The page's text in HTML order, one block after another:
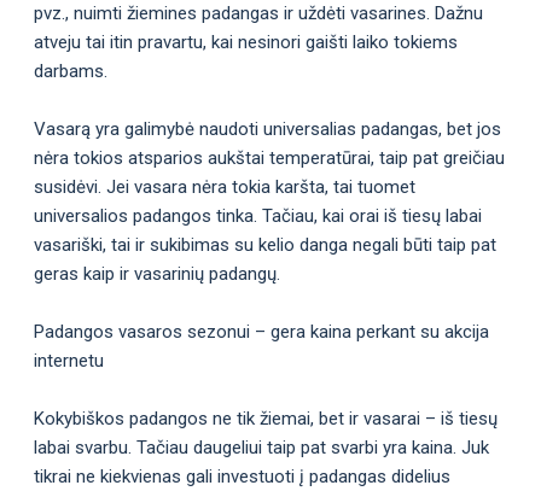
pvz., nuimti žiemines padangas ir uždėti vasarines. Dažnu
atveju tai itin pravartu, kai nesinori gaišti laiko tokiems
darbams.
Vasarą yra galimybė naudoti universalias padangas, bet jos
nėra tokios atsparios aukštai temperatūrai, taip pat greičiau
susidėvi. Jei vasara nėra tokia karšta, tai tuomet
universalios padangos tinka. Tačiau, kai orai iš tiesų labai
vasariški, tai ir sukibimas su kelio danga negali būti taip pat
geras kaip ir vasarinių padangų.
Padangos vasaros sezonui – gera kaina perkant su akcija
internetu
Kokybiškos padangos ne tik žiemai, bet ir vasarai – iš tiesų
labai svarbu. Tačiau daugeliui taip pat svarbi yra kaina. Juk
tikrai ne kiekvienas gali investuoti į padangas didelius